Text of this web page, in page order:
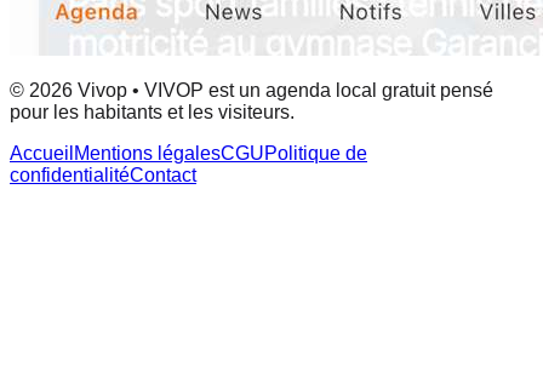
© 2026 Vivop • VIVOP est un agenda local gratuit pensé
pour les habitants et les visiteurs.
Accueil Mentions légalesCGUPolitique de
confidentialitéContact